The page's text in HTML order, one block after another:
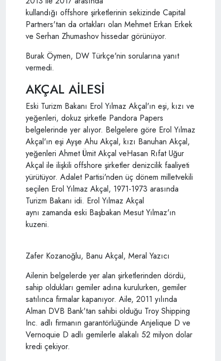
kullandığı offshore şirketlerinin sekizinde Capital
Partners'tan da ortakları olan Mehmet Erkan Erkek
ve Serhan Zhumashov hissedar görünüyor.
Burak Öymen, DW Türkçe'nin sorularına yanıt
vermedi.
AKÇAL AİLESİ
Eski Turizm Bakanı Erol Yılmaz Akçal'ın eşi, kızı ve
yeğenleri, dokuz şirketle Pandora Papers
belgelerinde yer alıyor. Belgelere göre Erol Yılmaz
Akçal'ın eşi Ayşe Ahu Akçal, kızı Banuhan Akçal,
yeğenleri Ahmet Ümit Akçal veHasan Rıfat Uğur
Akçal ile ilişkili offshore şirketler denizcilik faaliyeti
yürütüyor. Adalet Partisi'nden üç dönem milletvekili
seçilen Erol Yılmaz Akçal, 1971-1973 arasında
Turizm Bakanı idi. Erol Yılmaz Akçal
aynı zamanda eski Başbakan Mesut Yılmaz'ın
kuzeni.
Zafer Kozanoğlu, Banu Akçal, Meral Yazıcı
Ailenin belgelerde yer alan şirketlerinden dördü,
sahip oldukları gemiler adına kurulurken, gemiler
satılınca firmalar kapanıyor. Aile, 2011 yılında
Alman DVB Bank'tan sahibi olduğu Troy Shipping
Inc. adlı firmanın garantörlüğünde Anjelique D ve
Vernoquie D adlı gemilerle alakalı 52 milyon dolar
kredi çekiyor.